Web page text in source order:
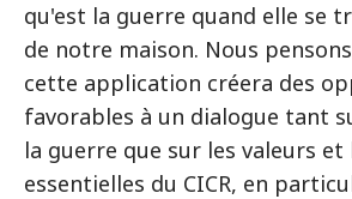
qu'est la guerre quand elle se
de notre maison. Nous
cette application créera des
favorables à un dialogue tant
la guerre que sur les valeurs
essentielles du CICR, en